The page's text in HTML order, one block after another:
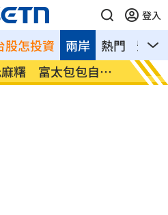
登入
股怎投資 熱門 影音
兩岸
麻糬 富太包包自己
獨／
喜